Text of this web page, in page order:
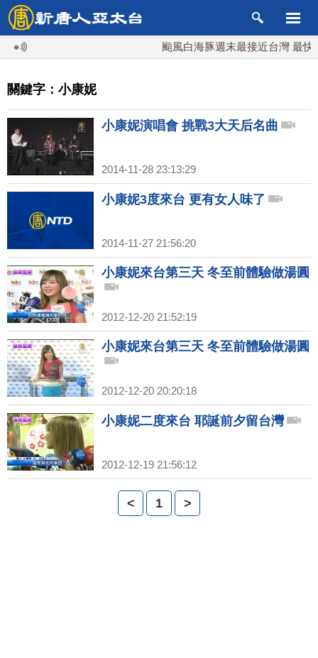
颱風白海豚週末最接近台灣 最快9
關鍵字：小康妮
小康妮演唱會 挑戰3大天后名曲
2014-11-28 23:13:29
小康妮3度來台 更有女人味了
2014-11-27 21:56:20
小康妮來台第三天 冬至前體驗做湯圓
2012-12-20 21:52:19
小康妮來台第三天 冬至前體驗做湯圓
2012-12-20 20:20:18
小康妮二度來台 耶誕前夕留台灣
2012-12-19 21:56:12
< 1 >